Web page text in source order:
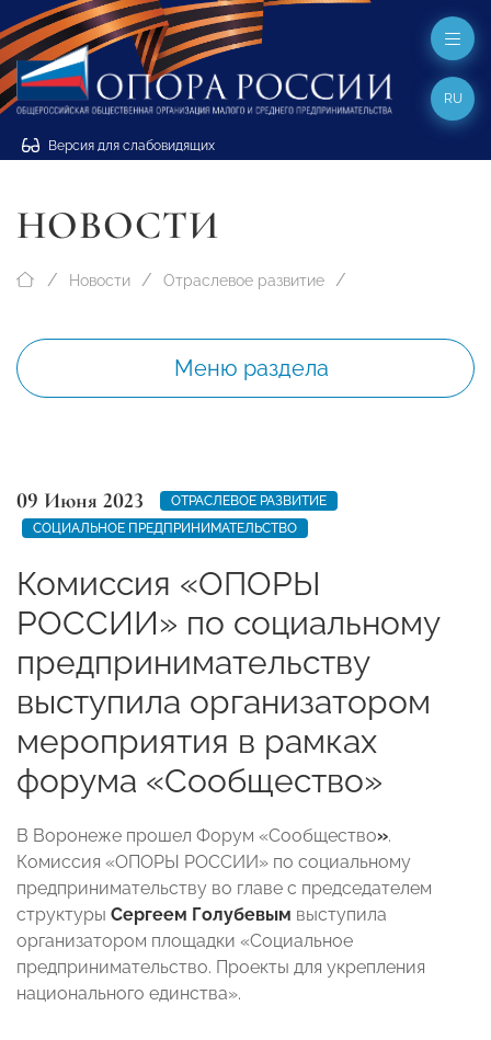
Версия для слабовидящих
RU
НОВОСТИ
Новости Отраслевое развитие
Меню раздела
09 Июня 2023
ОТРАСЛЕВОЕ РАЗВИТИЕ
СОЦИАЛЬНОЕ ПРЕДПРИНИМАТЕЛЬСТВО
Комиссия «ОПОРЫ
РОССИИ» по социальному
предпринимательству
выступила организатором
мероприятия в рамках
форума «Сообщество»
В Воронеже прошел Форум «Сообщество».
Комиссия «ОПОРЫ РОССИИ» по социальному
предпринимательству во главе с председателем
структуры Сергеем Голубевым выступила
организатором площадки «Социальное
предпринимательство. Проекты для укрепления
национального единства».